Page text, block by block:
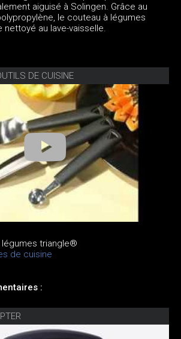
aiguisé à Solingen. Grâce au
le couteau à légumes
au lave-vaisselle.
DE CUISINE
légumes triangle®
de cuisine
: